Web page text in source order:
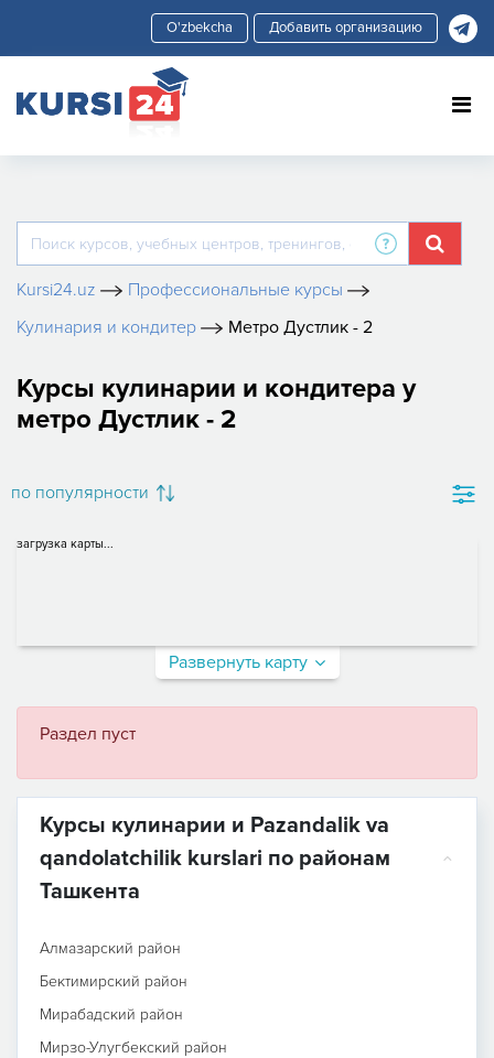
Добавить организацию
Kursi24.uz
Профессиональные курсы
Кулинария и кондитер
Метро Дустлик - 2
Курсы кулинарии и кондитера у
метро Дустлик - 2
по популярности
загрузка карты...
Развернуть карту
Раздел пуст
Курсы кулинарии и Pazandalik va
qandolatchilik kurslari по районам
Ташкента
Алмазарский район
Бектимирский район
Мирабадский район
Мирзо-Улугбекский район